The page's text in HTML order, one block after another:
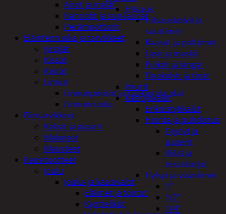
Hitsaus
Hitsauskolvit ja
suuttimet
Kaasut ja polttimet
Lasit ja maskit
Puikot ja langat
Tinakolvit ja tinat
Imurit
Käsityökalut
Erikoistyökalut
Hionta ja puhdistus
Tyynyt ja
paperit
Viilat ja
teräsharjat
Hylsyt ja vääntimet
1"
1/2"
1/4"
Airot ja melat
Kanootit ja sup-laudat
Perämoottorit
Eläintenruoka ja tarvikkeet
Jyrsijät
Kissat
Koirat
Linnut
Linnunpöntöt ja ruokintalaudat
Linnunruoka
Elintarvikkeet
Keksit ja piparit
Makeiset
Mausteet
Kausituotteet
Joulu
Joulu- ja kausivalot
Eläimet ja tontut
Kyntteliköt